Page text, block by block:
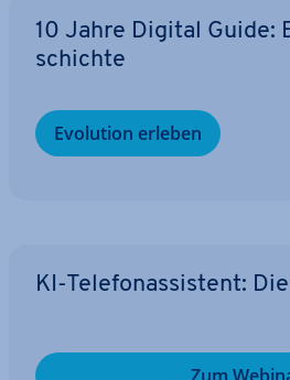
10 Jahre Digital Guide:
schich­te
Evolution erleben
KI-Te­le­fon­as­sis­tent: